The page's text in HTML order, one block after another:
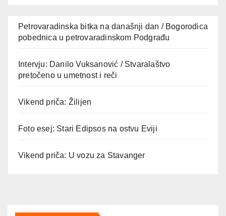
Petrovaradinska bitka na današnji dan / Bogorodica
pobednica u petrovaradinskom Podgrađu
Intervju: Danilo Vuksanović / Stvaralaštvo
pretočeno u umetnost i reči
Vikend priča: Žilijen
Foto esej: Stari Edipsos na ostvu Eviji
Vikend priča: U vozu za Stavanger